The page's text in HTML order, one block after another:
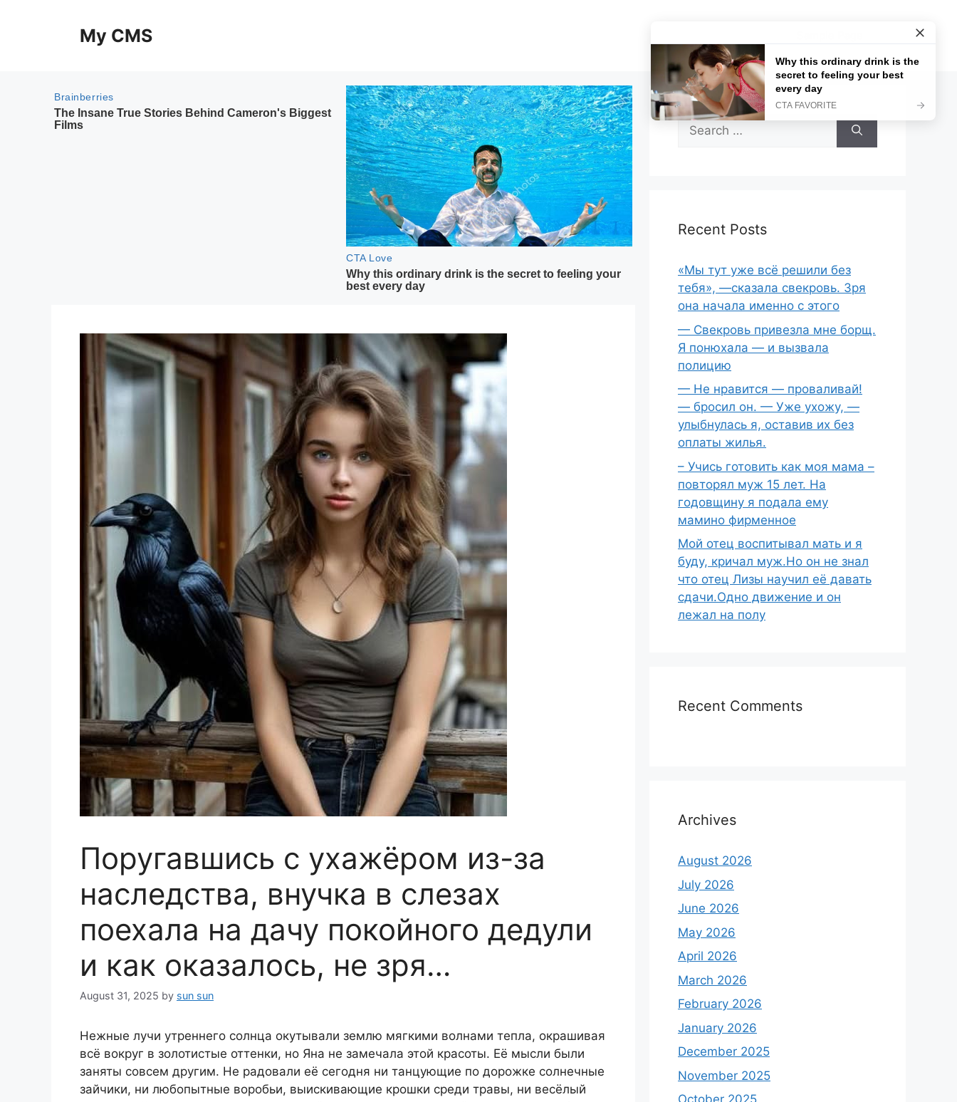
My CMS
Поругавшись с ухажёром из-за
наследства, внучка в слезах
поехала на дачу покойного дедули
и как оказалось, не зря…
August 31, 2025 by sun sun
Нежные лучи утреннего солнца окутывали землю мягкими волнами тепла, окрашивая
всё вокруг в золотистые оттенки, но Яна не замечала этой красоты. Её мысли были
заняты совсем другим. Не радовали её сегодня ни танцующие по дорожке солнечные
зайчики, ни любопытные воробьи, выискивающие крошки среди травы, ни весёлый
Search
for:
Recent Posts
«Мы тут уже всё решили без
тебя», —сказала свекровь. Зря
она начала именно с этого
— Свекровь привезла мне борщ.
Я понюхала — и вызвала
полицию
— Не нравится — проваливай!
— бросил он. — Уже ухожу, —
улыбнулась я, оставив их без
оплаты жилья.
– Учись готовить как моя мама –
повторял муж 15 лет. На
годовщину я подала ему
мамино фирменное
Мой отец воспитывал мать и я
буду, кричал муж.Но он не знал
что отец Лизы научил её давать
сдачи.Одно движение и он
лежал на полу
Recent Comments
Archives
August 2026
July 2026
June 2026
May 2026
April 2026
March 2026
February 2026
January 2026
December 2025
November 2025
October 2025